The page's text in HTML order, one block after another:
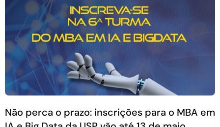
Não perca o prazo: inscrições para o MBA em